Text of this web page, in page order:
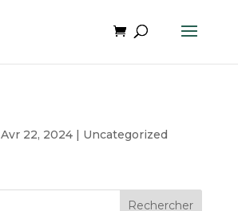
Avr 22, 2024| Uncategorized
Rechercher